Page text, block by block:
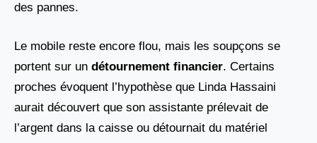
des pannes.
Le mobile reste encore flou, mais les soupçons se
portent sur un détournement financier. Certains
proches évoquent l’hypothèse que Linda Hassaini
aurait découvert que son assistante prélevait de
l’argent dans la caisse ou détournait du matériel